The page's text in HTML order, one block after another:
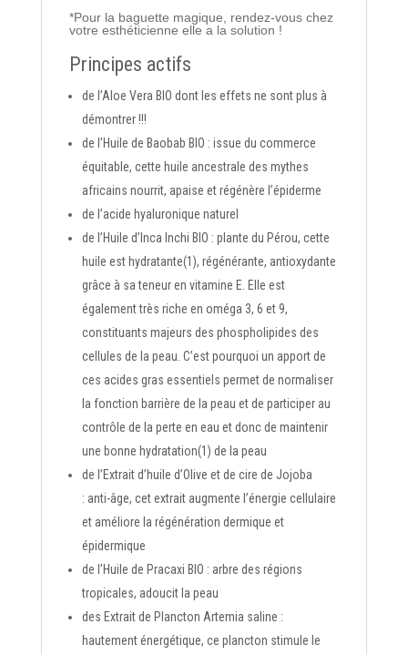
*Pour la baguette magique, rendez-vous chez
votre esthéticienne elle a la solution !
Principes actifs
de l’Aloe Vera BIO dont les effets ne sont plus à
démontrer !!!
de l’Huile de Baobab BIO : issue du commerce
équitable, cette huile ancestrale des mythes
africains nourrit, apaise et régénère l’épiderme
de l’acide hyaluronique naturel
de l’Huile d’Inca Inchi BIO : plante du Pérou, cette
huile est hydratante(1), régénérante, antioxydante
grâce à sa teneur en vitamine E. Elle est
également très riche en oméga 3, 6 et 9,
constituants majeurs des phospholipides des
cellules de la peau. C’est pourquoi un apport de
ces acides gras essentiels permet de normaliser
la fonction barrière de la peau et de participer au
contrôle de la perte en eau et donc de maintenir
une bonne hydratation(1) de la peau
de l’Extrait d’huile d’Olive et de cire de Jojoba
: anti-âge, cet extrait augmente l’énergie cellulaire
et améliore la régénération dermique et
épidermique
de l’Huile de Pracaxi BIO : arbre des régions
tropicales, adoucit la peau
des Extrait de Plancton Artemia saline :
hautement énergétique, ce plancton stimule le